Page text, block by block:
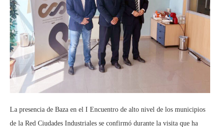
La presencia de Baza en el I Encuentro de alto nivel de los municipios
de la Red Ciudades Industriales se confirmó durante la visita que ha